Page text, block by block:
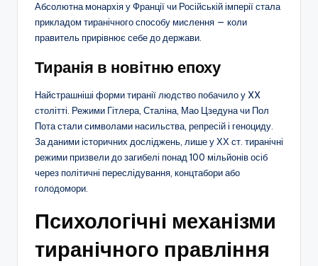
Абсолютна монархія у Франції чи Російській імперії стала
прикладом тиранічного способу мислення — коли
правитель прирівнює себе до держави.
Тиранія в новітню епоху
Найстрашніші форми тиранії людство побачило у XX
столітті. Режими Гітлера, Сталіна, Мао Цзедуна чи Пол
Пота стали символами насильства, репресій і геноциду.
За даними історичних досліджень, лише у ХХ ст. тиранічні
режими призвели до загибелі понад 100 мільйонів осіб
через політичні переслідування, концтабори або
голодомори.
Психологічні механізми
тиранічного правління